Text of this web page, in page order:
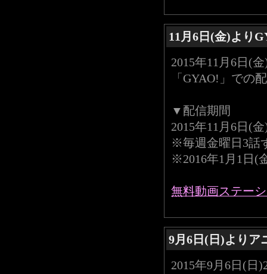
11月6日(金)より
2015年11月6日(
「GYAO!」での
▼配信期間
2015年11月6日(
※毎週金曜日3話
※2016年1月1日(
無料動画ステー
9月6日(日)よりア
2015年9月6日(日